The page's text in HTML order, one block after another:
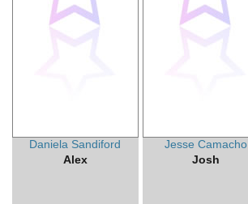
Daniela Sandiford
Alex
Jesse Camacho
Josh